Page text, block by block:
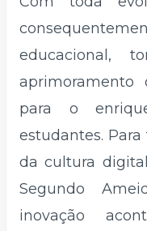
educacional,
aprimoramento
para o
estudantes.
da cultura
Segundo
inovação